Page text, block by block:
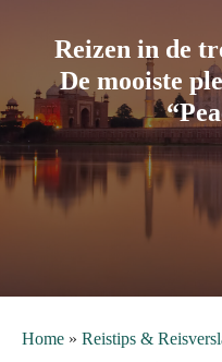
Reizen in de
De mooiste
Home » Reistips &